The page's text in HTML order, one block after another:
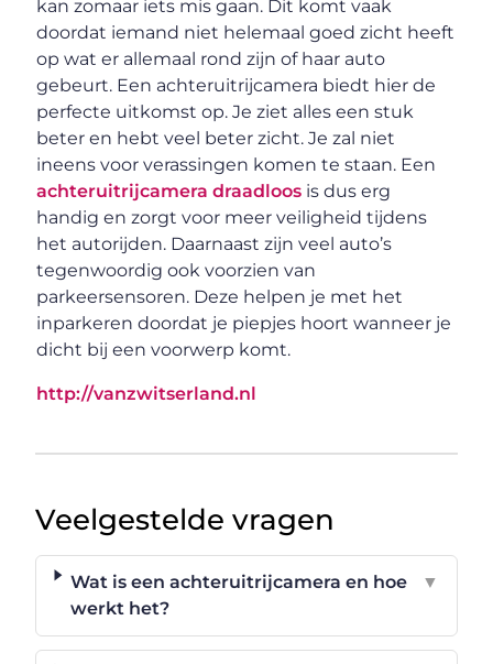
kan zomaar iets mis gaan. Dit komt vaak
doordat iemand niet helemaal goed zicht heeft
op wat er allemaal rond zijn of haar auto
gebeurt. Een achteruitrijcamera biedt hier de
perfecte uitkomst op. Je ziet alles een stuk
beter en hebt veel beter zicht. Je zal niet
ineens voor verassingen komen te staan. Een
achteruitrijcamera draadloos is dus erg
handig en zorgt voor meer veiligheid tijdens
het autorijden. Daarnaast zijn veel auto’s
tegenwoordig ook voorzien van
parkeersensoren. Deze helpen je met het
inparkeren doordat je piepjes hoort wanneer je
dicht bij een voorwerp komt.
http://vanzwitserland.nl
Veelgestelde vragen
Wat is een achteruitrijcamera en hoe
werkt het?
▼